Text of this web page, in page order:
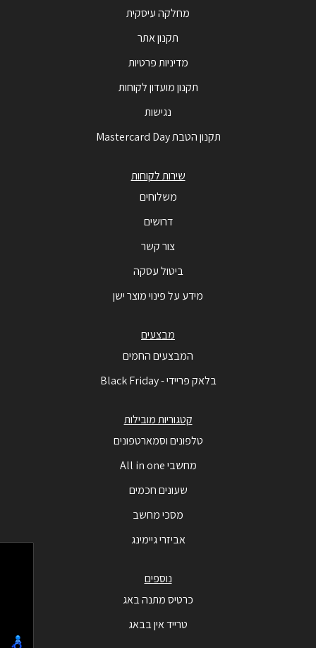
מחלקה עיסקית
תקנון אתר
מדיניות פרטיות
תקנון מועדון לקוחות
נגישות
תקנון הטבת Mastercard Day
שירות לקוחות
משלוחים
דרושים
צור קשר
ביטול עסקה
מידע על פינוי מוצר ישן
מבצעים
המבצעים החמים
בלאק פריידי - Black Friday
קטגוריות מובילות
טלפונים וסמארטפונים
מחשבי All in one
שעונים חכמים
מסכי מחשב
אביזרי גיימינג
נוספים
כרטיס מתנה באג
טרייד אין בבאג